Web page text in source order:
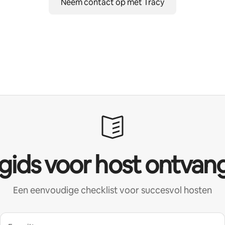
Neem contact op met Tracy
voor host
Een eenvoudige checklist voor succesvol hosten